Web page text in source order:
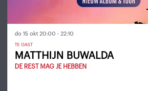
MATTHIJN BUWALDA
DE REST MAG JE HEBBEN
TE GAST
do 15 okt 20:00 - 22:10